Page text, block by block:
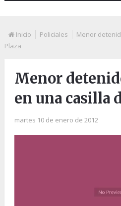
Inicio Policiales
Menor
Plaza
Menor
en una casilla
martes 10 de enero de 2012